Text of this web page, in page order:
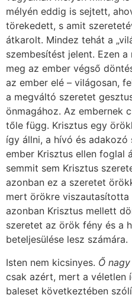
mélyén eddig is sejtett,
törekedett, s amit
átkarolt. Mindez tehát a
szembesítést jelent. Ezen a
meg az ember végső
az ember elé – világosan,
a megváltó szeretet
önmagához. Az embernek
tőle függ. Krisztus egy
így állni, a hívó és
ember Krisztus ellen foglal
semmit sem Krisztus
azonban ez a szeretet
mert örökre viszautasította
azonban Krisztus mellett
szeretet az örök fény és a
beteljesülése lesz számára.
Isten nem kicsinyes. Ő
csak azért, mert a véletlen
baleset következtében